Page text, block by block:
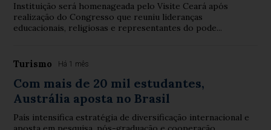
Instituição será homenageada pelo Visite Ceará após
realização do Congresso que reuniu lideranças
educacionais, religiosas e representantes do pode...
Turismo Há 1 mês
Com mais de 20 mil estudantes,
Austrália aposta no Brasil
País intensifica estratégia de diversificação internacional e